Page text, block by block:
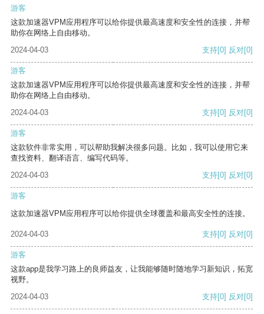
游客
这款加速器VPM应用程序可以给你提供最高速度和安全性的连接，并帮
助你在网络上自由移动。
2024-04-03
支持[0] 反对[0]
游客
这款加速器VPM应用程序可以给你提供最高速度和安全性的连接，并帮
助你在网络上自由移动。
2024-04-03
支持[0] 反对[0]
游客
这款软件非常实用，可以帮助我解决很多问题。比如，我可以使用它来
查找资料、翻译语言、编写代码等。
2024-04-03
支持[0] 反对[0]
游客
这款加速器VPM应用程序可以给你提供全球覆盖和最高安全性的连接。
2024-04-03 支持[0] 反对[0]
游客
这款app是我学习路上的良师益友，让我能够随时随地学习新知识，拓宽
视野。
2024-04-03
支持[0] 反对[0]